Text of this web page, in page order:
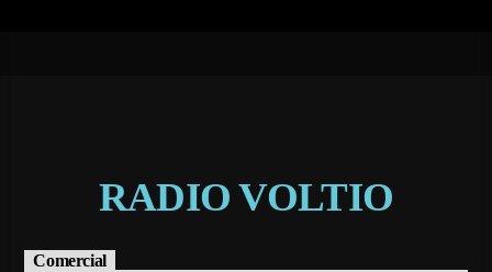
RADIO VOLTIO
Comercial